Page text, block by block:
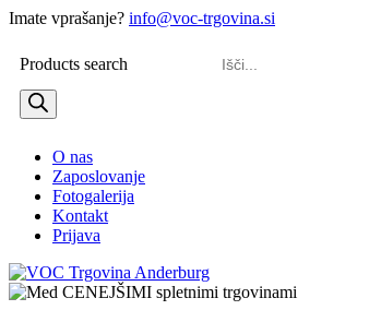
Imate vprašanje? info@voc-trgovina.si
Products search
O nas
Zaposlovanje
Fotogalerija
Kontakt
Prijava